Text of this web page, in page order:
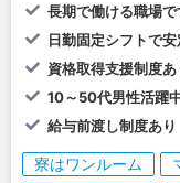
長期で働ける職場で
日勤固定シフトで安
資格取得支援制度あ
10～50代男性活躍
給与前渡し制度あり
寮はワンルーム